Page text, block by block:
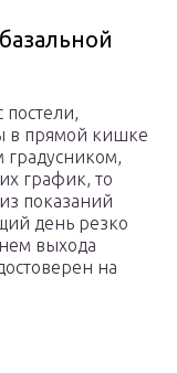
постели,
в прямой кишке
график, то
показаний
день резко
выхода
на